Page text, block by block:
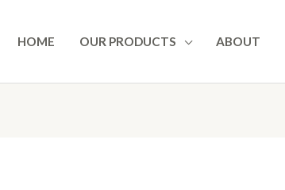
HOME OUR PRODUCTS ABOUT